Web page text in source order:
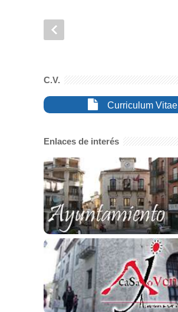
C.V.
Curriculum Vitae
Enlaces de interés